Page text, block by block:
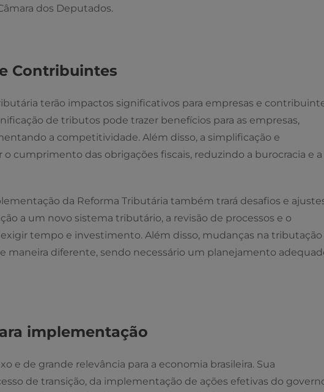
dos Deputados.
Contribuintes
terão impactos significativos para empresas e
de tributos pode trazer benefícios para as empresas,
a competitividade. Além disso, a simplificação e
cumprimento das obrigações fiscais, reduzindo a burocracia e a
da Reforma Tributária também trará desafios e
a um novo sistema tributário, a revisão de processos e o
tempo e investimento. Além disso, mudanças na tributação
maneira diferente, sendo necessário um planejamento
implementação
e de grande relevância para a economia brasileira. Sua
de transição, da implementação de ações efetivas do